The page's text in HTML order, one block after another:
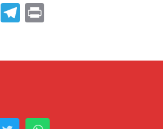
WhatsApp
Telegram